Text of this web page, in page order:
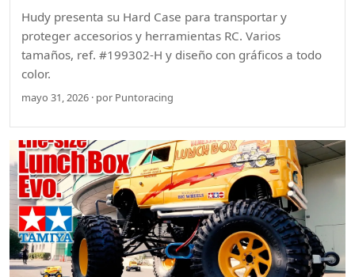
Hudy presenta su Hard Case para transportar y
proteger accesorios y herramientas RC. Varios
tamaños, ref. #199302-H y diseño con gráficos a todo
color.
mayo 31, 2026 · por Puntoracing